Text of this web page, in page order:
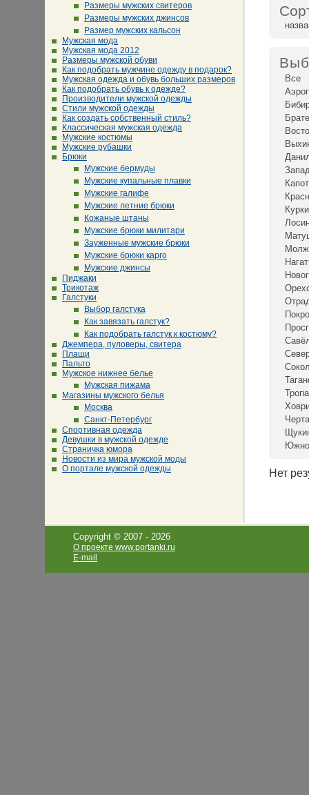
Размеры мужских свитеров
Размеры мужских джинсов
Размер мужских кальсон
Мужская мода
Мужская мода 2012
Размеры мужской обуви
Как подобрать мужчине одежду в подарок?
Мужская одежда и обувь больших размеров
Как подобрать обувь к одежде?
Производители мужской одежды
Стили мужской одежды
Как создать собственный стиль?
Классическая мужская одежда
Мужские костюмы
Мужские рубашки
Брюки
Мужские бермуды
Мужские купальные плавки
Мужские галифе
Мужские летние брюки
Кожаные штаны
Мужские брюки милитари
Зауженные мужские брюки
Мужские брюки карго
Мужские джинсы
Пиджаки
Трикотаж
Галстуки
Выбор галстука
Как завязать галстук?
Как подобрать галстук к костюму?
Джемпера, пуловеры, свитера
Плащи
Пальто
Мужское нижнее белье
Мужская пижама
Магазины мужского белья
Москва
Санкт-Петербург
Спортивная одежда
Девушки в мужской одежде
Страничка юмора
Новости из мира мужской моды
О портале мужской одежды
Все
Нет
Copyright © 2007 - 2026
О проекте www.portanki.ru
E-mail